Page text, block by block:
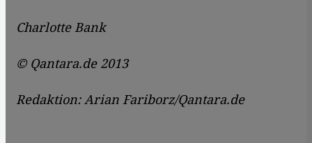
Charlotte Bank
© Qantara.de 2013
Redaktion: Arian Fariborz/Qantara.de